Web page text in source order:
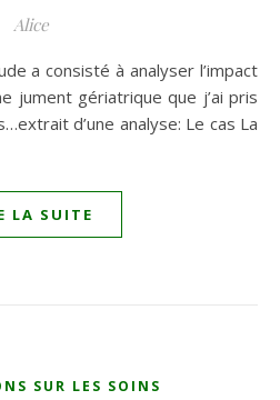
Alice
jument gériatrique que j’ai pris
d’une analyse: Le cas La
LA SUITE
SUR LES SOINS